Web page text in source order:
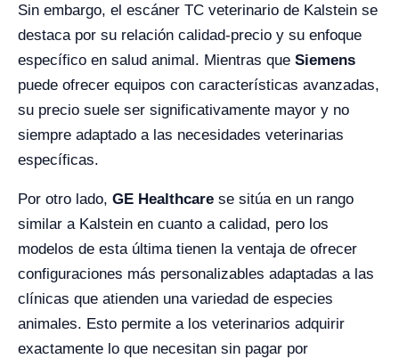
Sin embargo, el escáner TC veterinario de Kalstein se
destaca por su relación calidad-precio y su enfoque
específico en salud animal. Mientras que Siemens
puede ofrecer equipos con características avanzadas,
su precio suele ser significativamente mayor y no
siempre adaptado a las necesidades veterinarias
específicas.
Por otro lado, GE Healthcare se sitúa en un rango
similar a Kalstein en cuanto a calidad, pero los
modelos de esta última tienen la ventaja de ofrecer
configuraciones más personalizables adaptadas a las
clínicas que atienden una variedad de especies
animales. Esto permite a los veterinarios adquirir
exactamente lo que necesitan sin pagar por